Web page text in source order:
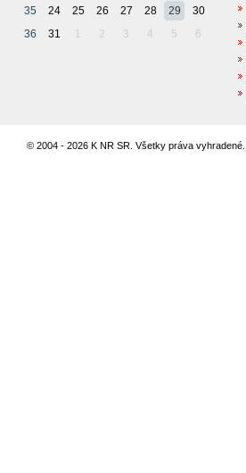
35
24 25 26 27 28 29
30
36
31 1 2 3 4 5 6
© 2004 - 2026 K NR SR. Všetky práva vyhradené.